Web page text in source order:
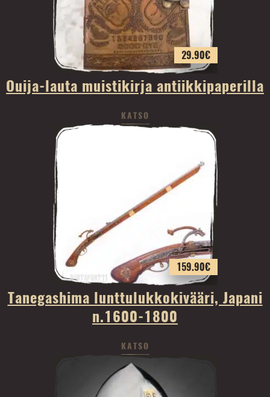
29.90€
Ouija-lauta muistikirja antiikkipaperilla
KATSO
159.90€
Tanegashima lunttulukkokivääri, Japani
n.1600-1800
KATSO